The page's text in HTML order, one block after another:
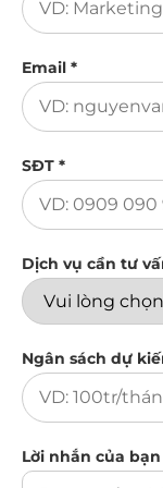
Email *
SĐT *
Dịch vụ cần tư
Ngân sách dự
Lời nhắn của bạn